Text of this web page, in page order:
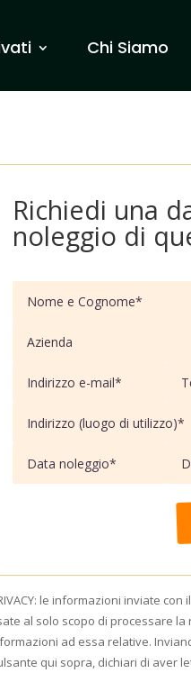
Chi Siamo
Richiedi una
noleggio di
le informazioni inviate
al solo scopo di processare
ad essa relative.
qui sopra, dichiari di aver